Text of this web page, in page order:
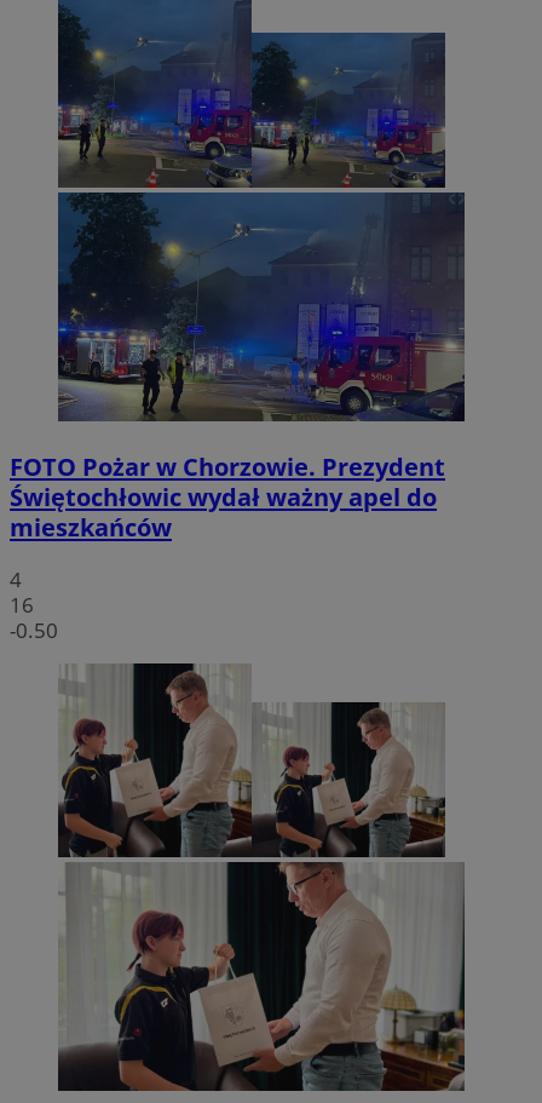
FOTO Pożar w Chorzowie. Prezydent
Świętochłowic wydał ważny apel do
mieszkańców
4
16
-0.50